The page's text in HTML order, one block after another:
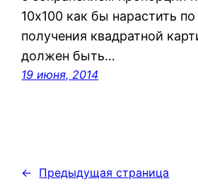
10х100 как бы нарастить
получения квадратной
должен быть…
19 июня, 2014
← Предыдущая страница